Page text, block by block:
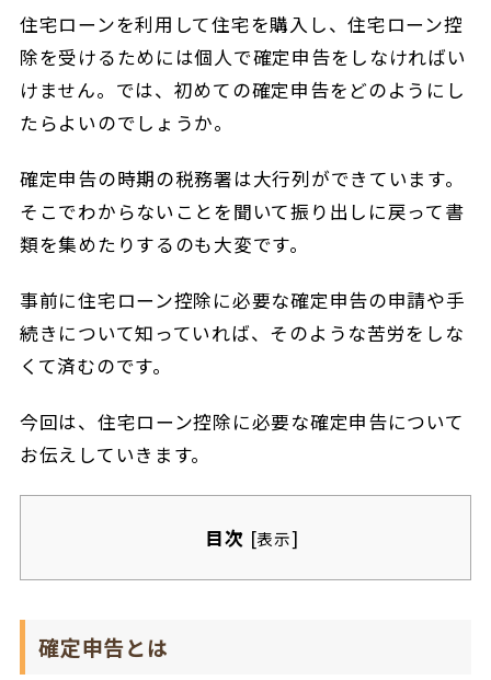
住宅ローンを利用して住宅を購入し、住宅ローン控
除を受けるためには個人で確定申告をしなければい
けません。では、初めての確定申告をどのようにし
たらよいのでしょうか。
確定申告の時期の税務署は大行列ができています。
そこでわからないことを聞いて振り出しに戻って書
類を集めたりするのも大変です。
事前に住宅ローン控除に必要な確定申告の申請や手
続きについて知っていれば、そのような苦労をしな
くて済むのです。
今回は、住宅ローン控除に必要な確定申告について
お伝えしていきます。
目次 [表示]
確定申告とは